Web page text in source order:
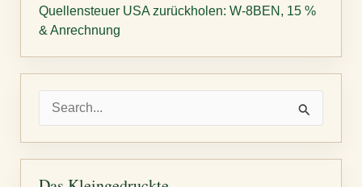
Quellensteuer USA zurückholen: W-8BEN, 15 %
& Anrechnung
h